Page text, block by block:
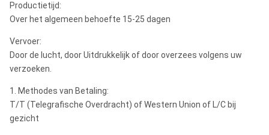
Productietijd:
Over het algemeen behoefte 15-25 dagen
Vervoer:
Door de lucht, door Uitdrukkelijk of door overzees volgens uw
verzoeken.
1. Methodes van Betaling:
T/T (Telegrafische Overdracht) of Western Union of L/C bij
gezicht